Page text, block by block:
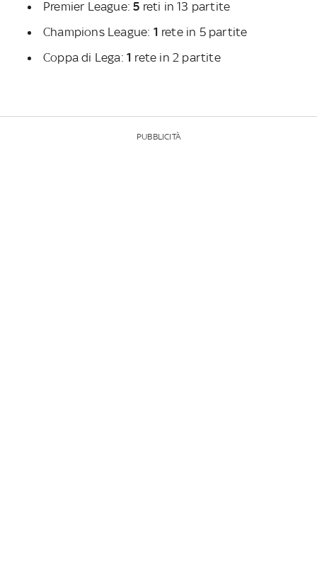
Premier League:5 reti in 13 partite
Champions League: 1 rete in 5 partite
Coppa di Lega: 1 rete in 2 partite
PUBBLICITÀ